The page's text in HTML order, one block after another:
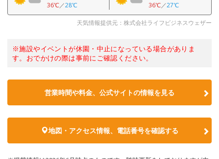
36℃／28℃ 36℃／27℃
天気情報提供元：株式会社ライフビジネスウェザー
※施設やイベントが休園・中止になっている場合がありま
す。おでかけの際は事前にご確認ください。
営業時間や料金、公式サイトの情報を見る
地図・アクセス情報、電話番号を確認する